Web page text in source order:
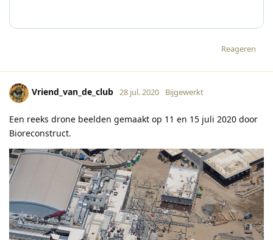
Reageren
Vriend_van_de_club 28 jul. 2020 Bijgewerkt
Een reeks drone beelden gemaakt op 11 en 15 juli 2020 door
Bioreconstruct.